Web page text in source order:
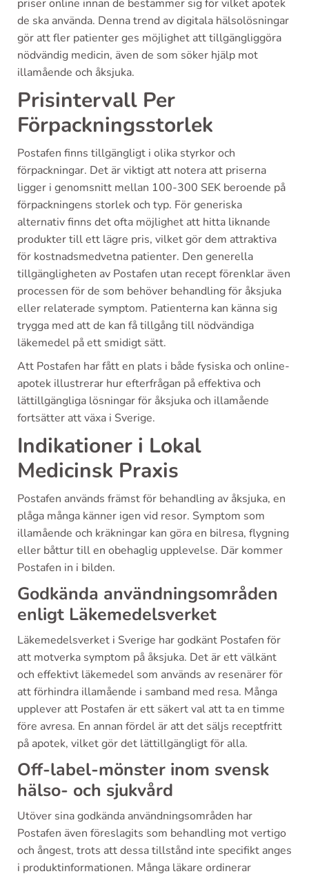
priser online innan de bestämmer sig för vilket apotek
de ska använda. Denna trend av digitala hälsolösningar
gör att fler patienter ges möjlighet att tillgängliggöra
nödvändig medicin, även de som söker hjälp mot
illamående och åksjuka.
Prisintervall Per
Förpackningsstorlek
Postafen finns tillgängligt i olika styrkor och
förpackningar. Det är viktigt att notera att priserna
ligger i genomsnitt mellan 100-300 SEK beroende på
förpackningens storlek och typ. För generiska
alternativ finns det ofta möjlighet att hitta liknande
produkter till ett lägre pris, vilket gör dem attraktiva
för kostnadsmedvetna patienter. Den generella
tillgängligheten av Postafen utan recept förenklar även
processen för de som behöver behandling för åksjuka
eller relaterade symptom. Patienterna kan känna sig
trygga med att de kan få tillgång till nödvändiga
läkemedel på ett smidigt sätt.
Att Postafen har fått en plats i både fysiska och online-
apotek illustrerar hur efterfrågan på effektiva och
lättillgängliga lösningar för åksjuka och illamående
fortsätter att växa i Sverige.
Indikationer i Lokal
Medicinsk Praxis
Postafen används främst för behandling av åksjuka, en
plåga många känner igen vid resor. Symptom som
illamående och kräkningar kan göra en bilresa, flygning
eller båttur till en obehaglig upplevelse. Där kommer
Postafen in i bilden.
Godkända användningsområden
enligt Läkemedelsverket
Läkemedelsverket i Sverige har godkänt Postafen för
att motverka symptom på åksjuka. Det är ett välkänt
och effektivt läkemedel som används av resenärer för
att förhindra illamående i samband med resa. Många
upplever att Postafen är ett säkert val att ta en timme
före avresa. En annan fördel är att det säljs receptfritt
på apotek, vilket gör det lättillgängligt för alla.
Off-label-mönster inom svensk
hälso- och sjukvård
Utöver sina godkända användningsområden har
Postafen även föreslagits som behandling mot vertigo
och ångest, trots att dessa tillstånd inte specifikt anges
i produktinformationen. Många läkare ordinerar